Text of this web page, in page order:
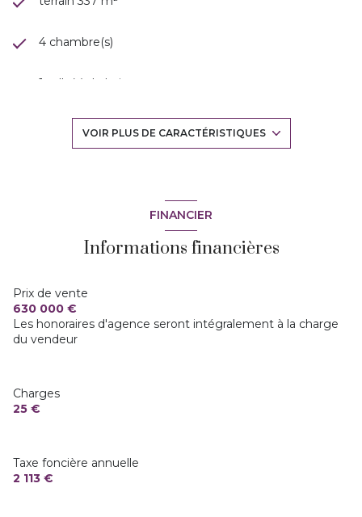
4 chambre(s)
1 salle(s) de bain
Chauffage individuel : air pulsé (climatisation)
4 parking(s)
exposition Sud
vue Jardin
VOIR PLUS DE CARACTÉRISTIQUES
FINANCIER
Informations financières
Prix de vente
630 000 €
Les honoraires d'agence seront intégralement à la charge
du vendeur
Charges
25 €
Taxe foncière annuelle
2 113 €